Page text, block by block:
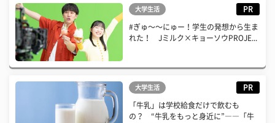
大学生活 PR
#ぎゅ〜〜にゅー！学生の発想から生ま
れた！ Jミルク×キョーソウPROJE...
大学生活 PR
「牛乳」は学校給食だけで飲むも
の？ “牛乳をもっと身近に”――「牛